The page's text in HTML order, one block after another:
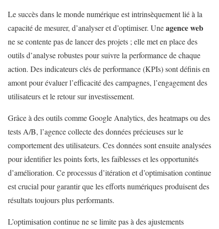
Le succès dans le monde numérique est intrinsèquement lié à la
capacité de mesurer, d’analyser et d’optimiser. Uneagence web
ne se contente pas de lancer des projets ; elle met en place des
outils d’analyse robustes pour suivre la performance de chaque
action. Des indicateurs clés de performance (KPIs) sont définis en
amont pour évaluer l’efficacité des campagnes, l’engagement des
utilisateurs et le retour sur investissement.
Grâce à des outils comme Google Analytics, des heatmaps ou des
tests A/B, l’agence collecte des données précieuses sur le
comportement des utilisateurs. Ces données sont ensuite analysées
pour identifier les points forts, les faiblesses et les opportunités
d’amélioration. Ce processus d’itération et d’optimisation continue
est crucial pour garantir que les efforts numériques produisent des
résultats toujours plus performants.
L’optimisation continue ne se limite pas à des ajustements